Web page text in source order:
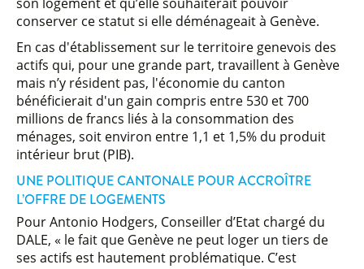
conserver ce statut si elle déménageait à Genève.
En cas d'établissement sur le territoire genevois des
actifs qui, pour une grande part, travaillent à Genève
mais n’y résident pas, l'économie du canton
bénéficierait d'un gain compris entre 530 et 700
millions de francs liés à la consommation des
ménages, soit environ entre 1,1 et 1,5% du produit
intérieur brut (PIB).
UNE POLITIQUE CANTONALE POUR ACCROÎTRE
L’OFFRE DE LOGEMENTS
Pour Antonio Hodgers, Conseiller d’Etat chargé du
DALE, « le fait que Genève ne peut loger un tiers de
ses actifs est hautement problématique. C’est